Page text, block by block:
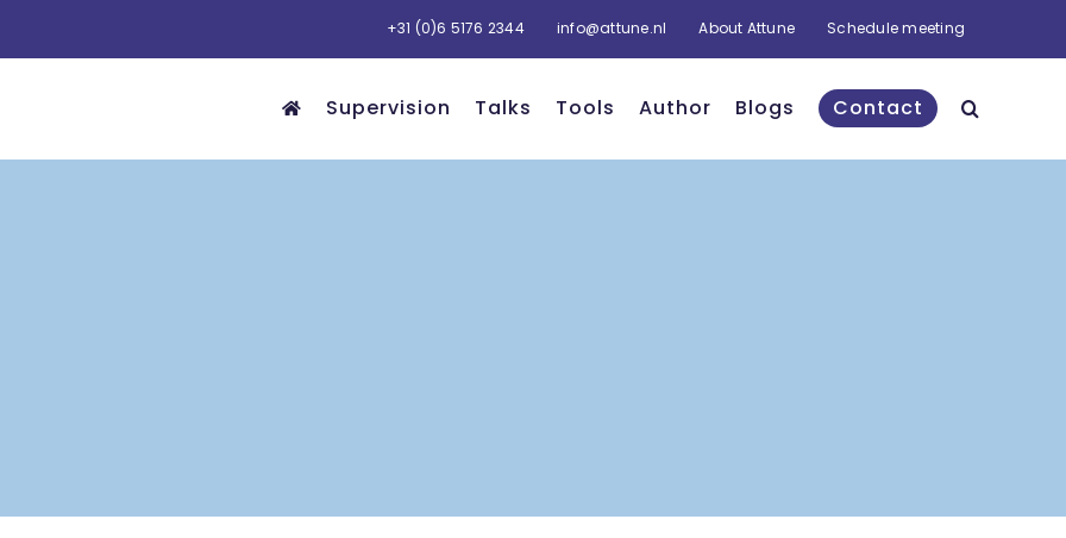
+31 (0)6 5176 2344 info@attune.nl About Attune Schedule meeting
Supervision Talks Tools Author Blogs Contact